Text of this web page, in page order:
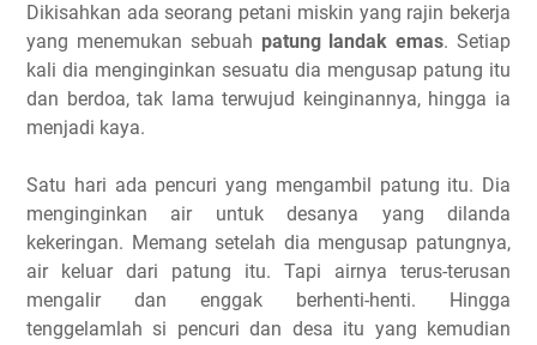
Dikisahkan ada seorang petani miskin yang rajin bekerja
yang menemukan sebuah patung landak emas. Setiap
kali dia menginginkan sesuatu dia mengusap patung itu
dan berdoa, tak lama terwujud keinginannya, hingga ia
menjadi kaya.
Satu hari ada pencuri yang mengambil patung itu. Dia
menginginkan air untuk desanya yang dilanda
kekeringan. Memang setelah dia mengusap patungnya,
air keluar dari patung itu. Tapi airnya terus-terusan
mengalir dan enggak berhenti-henti. Hingga
tenggelamlah si pencuri dan desa itu yang kemudian